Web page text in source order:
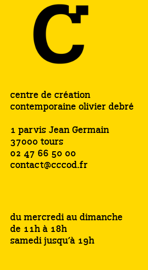
centre de création
contemporaine olivier debré
1 parvis Jean Germain
37000 tours
02 47 66 50 00
contact@cccod.fr
du mercredi au dimanche
de 11h à 18h
samedi jusqu’à 19h